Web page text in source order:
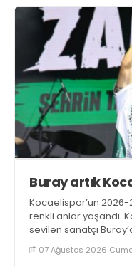
Buray artık
Kocaelispor’un 2026-
renkli anlar yaşandı.
sevilen sanatçı
07 Ağustos 2026